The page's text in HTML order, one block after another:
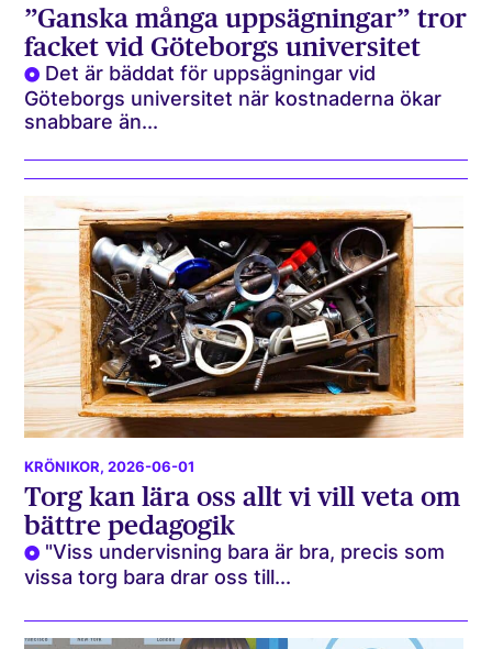
”Ganska många uppsägningar” tror
facket vid Göteborgs universitet
Det är bäddat för uppsägningar vid
Göteborgs universitet när kostnaderna ökar
snabbare än...
KRÖNIKOR, 2026-06-01
Torg kan lära oss allt vi vill veta om
bättre pedagogik
"Viss undervisning bara är bra, precis som
vissa torg bara drar oss till...